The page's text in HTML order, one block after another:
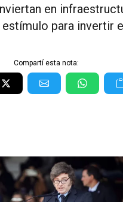
en
para invertir
Compartí esta nota: